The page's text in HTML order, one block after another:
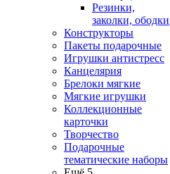
Резинки,
заколки, ободки
Конструкторы
Пакеты подарочные
Игрушки антистресс
Канцелярия
Брелоки мягкие
Мягкие игрушки
Коллекционные
карточки
Творчество
Подарочные
тематические наборы